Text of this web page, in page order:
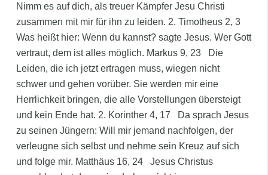
Nimm es auf dich, als treuer Kämpfer Jesu Christi
zusammen mit mir für ihn zu leiden. 2. Timotheus 2, 3
Was heißt hier: Wenn du kannst? sagte Jesus. Wer Gott
vertraut, dem ist alles möglich. Markus 9, 23 Die
Leiden, die ich jetzt ertragen muss, wiegen nicht
schwer und gehen vorüber. Sie werden mir eine
Herrlichkeit bringen, die alle Vorstellungen übersteigt
und kein Ende hat. 2. Korinther 4, 17 Da sprach Jesus
zu seinen Jüngern: Will mir jemand nachfolgen, der
verleugne sich selbst und nehme sein Kreuz auf sich
und folge mir. Matthäus 16, 24 Jesus Christus